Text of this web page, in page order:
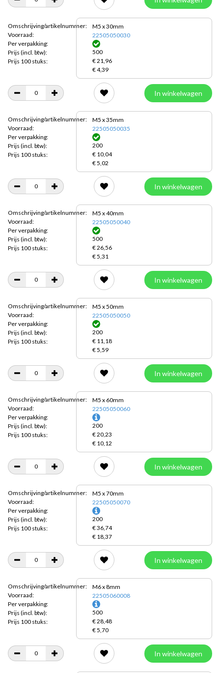
Omschrijving/artikelnummer:
Voorraad:
Per verpakking:
Prijs (incl. btw):
Prijs 100 stuks:
M5 x 30mm
22505050030
500
€ 21,96
€ 4,39
In winkelwagen
Omschrijving/artikelnummer:
Voorraad:
Per verpakking:
Prijs (incl. btw):
Prijs 100 stuks:
M5 x 35mm
22505050035
200
€ 10,04
€ 5,02
In winkelwagen
Omschrijving/artikelnummer:
Voorraad:
Per verpakking:
Prijs (incl. btw):
Prijs 100 stuks:
M5 x 40mm
22505050040
500
€ 26,56
€ 5,31
In winkelwagen
Omschrijving/artikelnummer:
Voorraad:
Per verpakking:
Prijs (incl. btw):
Prijs 100 stuks:
M5 x 50mm
22505050050
200
€ 11,18
€ 5,59
In winkelwagen
Omschrijving/artikelnummer:
Voorraad:
Per verpakking:
Prijs (incl. btw):
Prijs 100 stuks:
M5 x 60mm
22505050060
200
€ 20,23
€ 10,12
In winkelwagen
Omschrijving/artikelnummer:
Voorraad:
Per verpakking:
Prijs (incl. btw):
Prijs 100 stuks:
M5 x 70mm
22505050070
200
€ 36,74
€ 18,37
In winkelwagen
Omschrijving/artikelnummer:
Voorraad:
Per verpakking:
Prijs (incl. btw):
Prijs 100 stuks:
M6 x 8mm
22505060008
500
€ 28,48
€ 5,70
In winkelwagen